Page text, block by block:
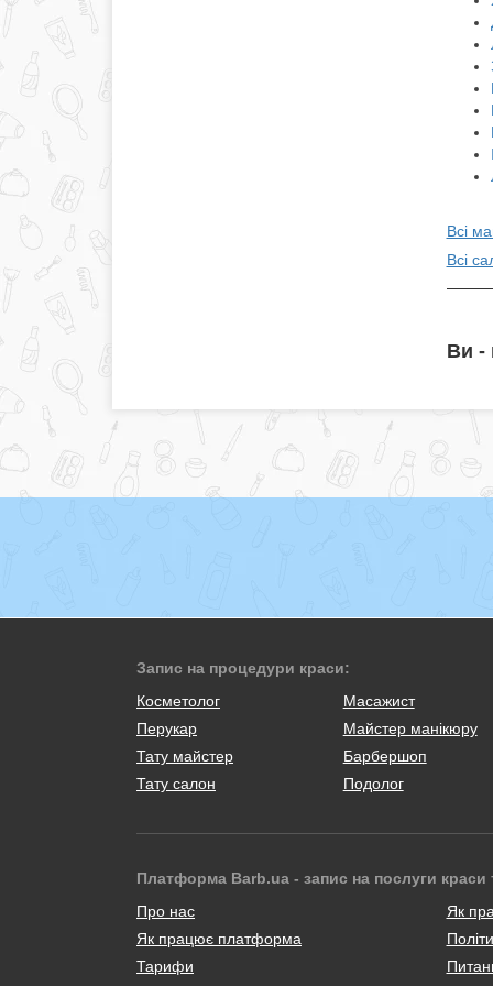
Всі
Всі
Ви -
Запис на процедури краси:
Косметолог
Масажист
Перукар
Майстер манікюру
Тату майстер
Барбершоп
Тату салон
Подолог
Платформа Barb.ua - запис на послуги краси
Про нас
Як працює платформа
Тарифи
Як